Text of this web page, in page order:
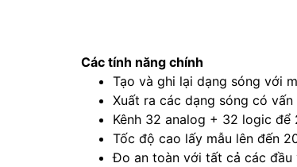
Các tính năng chính
Tạo và ghi lại dạng sóng với
Xuất ra các dạng sóng có
Kênh 32 analog + 32 logic
Tốc độ cao lấy mẫu lên đến
Đo an toàn với tất cả các